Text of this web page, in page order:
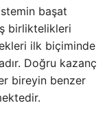
başat
birliktelikleri
ilk biçiminde
Doğru kazanç
bireyin benzer